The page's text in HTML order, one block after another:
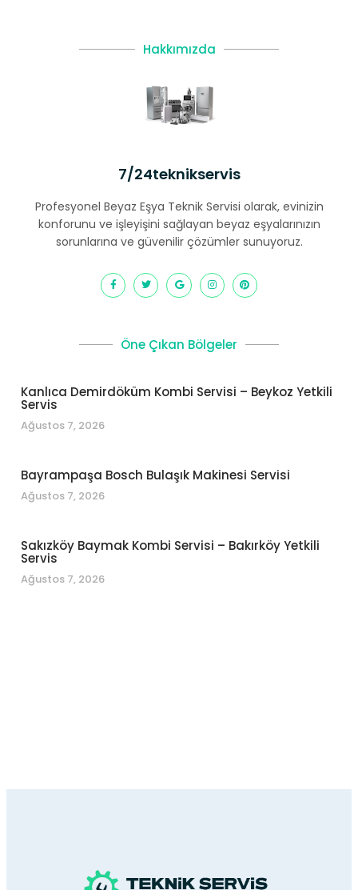
Hakkımızda
7/24teknikservis
Profesyonel Beyaz Eşya Teknik Servisi olarak, evinizin
konforunu ve işleyişini sağlayan beyaz eşyalarınızın
sorunlarına ve güvenilir çözümler sunuyoruz.
Öne Çıkan Bölgeler
Kanlıca Demirdöküm Kombi Servisi – Beykoz Yetkili
Servis
Ağustos 7, 2026
Bayrampaşa Bosch Bulaşık Makinesi Servisi
Ağustos 7, 2026
Sakızköy Baymak Kombi Servisi – Bakırköy Yetkili
Servis
Ağustos 7, 2026